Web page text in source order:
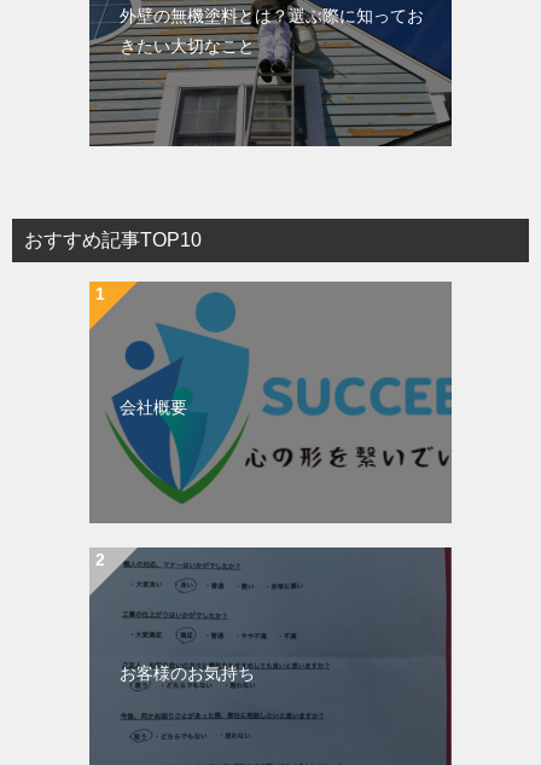
外壁の無機塗料とは？選ぶ際に知ってお
きたい大切なこと
おすすめ記事TOP10
会社概要
お客様のお気持ち